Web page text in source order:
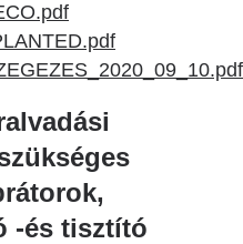
-és tisztító